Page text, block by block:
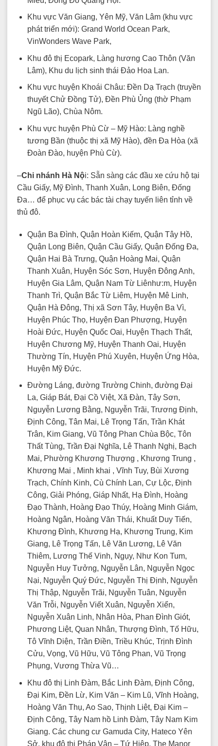
Khu vực Văn Giang, Yên Mỹ, Văn Lâm (khu vực
phát triển mới): Grand World Ocean Park,
VinWonders Wave Park,
Khu đô thị Ecopark, Làng hương Cao Thôn (Văn
Lâm), Khu du lịch sinh thái Đảo Hoa Lan.
Khu vực huyện Khoái Châu: Đền Dạ Trạch (truyền
thuyết Chử Đồng Tử), Đền Phù Ủng (thờ Phạm
Ngũ Lão), Chùa Nôm.
Khu vực huyện Phù Cừ – Mỹ Hào: Làng nghề
tương Bần (thuộc thị xã Mỹ Hào), đền Đa Hòa (xã
Đoàn Đào, huyện Phù Cừ).
–Chi nhánh Hà Nội: Sẵn sàng các đầu xe cứu hộ tại
Cầu Giấy, Mỹ Đình, Thanh Xuân, Long Biên, Đống
Đa… để phục vụ các bác tài chạy tuyến liên tỉnh về
thủ đô.
Quận Ba Đình, Quận Hoàn Kiếm, Quận Tây Hồ,
Quận Long Biên, Quận Cầu Giấy, Quận Đống Đa,
Quận Hai Bà Trưng, Quận Hoàng Mai, Quận
Thanh Xuân, Huyện Sóc Sơn, Huyện Đông Anh,
Huyện Gia Lâm, Quận Nam Từ Liênhư:m, Huyện
Thanh Trì, Quận Bắc Từ Liêm, Huyện Mê Linh,
Quận Hà Đông, Thị xã Sơn Tây, Huyện Ba Vì,
Huyện Phúc Thọ, Huyện Đan Phượng, Huyện
Hoài Đức, Huyện Quốc Oai, Huyện Thạch Thất,
Huyện Chương Mỹ, Huyện Thanh Oai, Huyện
Thường Tín, Huyện Phú Xuyên, Huyện Ứng Hòa,
Huyện Mỹ Đức.
Đường Láng, đường Trường Chinh, đường Đại
La, Giáp Bát, Đại Cồ Việt, Xã Đàn, Tây Sơn,
Nguyễn Lương Bằng, Nguyễn Trãi, Trương Định,
Định Công, Tân Mai, Lê Trọng Tấn, Trần Khát
Trân, Kim Giang, Vũ Tông Phan Chùa Bộc, Tôn
Thất Tùng, Trần Đại Nghĩa, Lê Thanh Nghị, Bạch
Mai, Phường Khương Thượng , Khương Trung ,
Khương Mai , Minh khai , Vĩnh Tuy, Bùi Xương
Trạch, Chính Kinh, Cù Chính Lan, Cự Lộc, Định
Công, Giải Phóng, Giáp Nhất, Hạ Đình, Hoàng
Đạo Thành, Hoàng Đạo Thúy, Hoàng Minh Giám,
Hoàng Ngân, Hoàng Văn Thái, Khuất Duy Tiến,
Khương Đình, Khương Hạ, Khương Trung, Kim
Giang, Lê Trọng Tấn, Lê Văn Lương, Lê Văn
Thiêm, Lương Thế Vinh, Ngụy, Như Kon Tum,
Nguyễn Huy Tưởng, Nguyễn Lân, Nguyễn Ngọc
Nại, Nguyễn Quý Đức, Nguyễn Thị Định, Nguyễn
Thị Thập, Nguyễn Trãi, Nguyễn Tuân, Nguyễn
Văn Trỗi, Nguyễn Viết Xuân, Nguyễn Xiển,
Nguyễn Xuân Linh, Nhân Hòa, Phan Đình Giót,
Phương Liệt, Quan Nhân, Thượng Đình, Tố Hữu,
Tô Vĩnh Diện, Trần Điền, Triều Khúc, Trịnh Đình
Cửu, Vọng, Vũ Hữu, Vũ Tông Phan, Vũ Trọng
Phụng, Vương Thừa Vũ…
Khu đô thị Linh Đàm, Bắc Linh Đàm, Định Công,
Đại Kim, Đền Lừ, Kim Văn – Kim Lũ, Vĩnh Hoàng,
Hoàng Văn Thụ, Ao Sao, Thịnh Liệt, Đại Kim –
Định Công, Tây Nam hồ Linh Đàm, Tây Nam Kim
Giang. Các chung cư Gamuda City, Hateco Yên
Sở, khu đô thị Pháp Vân – Tứ Hiệp, The Manor